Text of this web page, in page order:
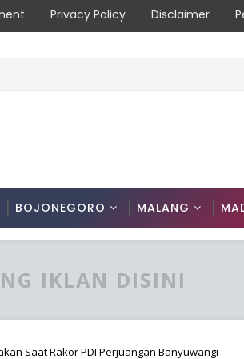
Privacy Policy Disclaimer
BOJONEGORO MALANG
IKLAN DISINI
Saat Rakor PDI Perjuangan Banyuwangi